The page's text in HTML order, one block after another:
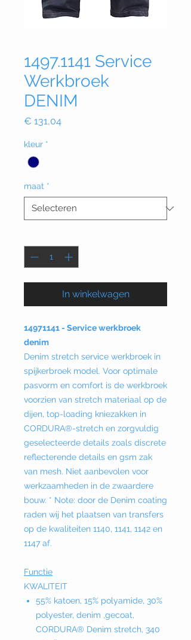
1497.1141 Service
Werkbroek
DENIM
€ 131,04Prijs
kleur *
maat *
In winkelwagen
14971141 - Service werkbroek
denim
Denim stretch service werkbroek in
spijkerbroek model. Voor optimale
pasvorm en comfort is de werkbroek
voorzien van stretch materiaal op de
dijen, top-loading kniezakken in
CORDURA®-stretch en zorgvuldig
geselecteerde details zoals discrete
reflecterende details en gsm zak
van mesh. Niet aanbevolen voor
werkzaamheden in de zwaardere
bouw. * Note: door de Denim coating
raden wij het plaatsen van transfers
op de kwaliteiten 1140, 1141, 1142 en
1147 af.
Functie
KWALITEIT
55% katoen, 15% polyamide, 30%
polyester, denim ,gecoat,
CORDURA® Denim stretch, 340